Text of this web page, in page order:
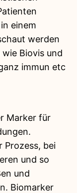
einem
werden
Biovis und
immun etc
Marker für
Prozess, bei
und so
und
Biomarker